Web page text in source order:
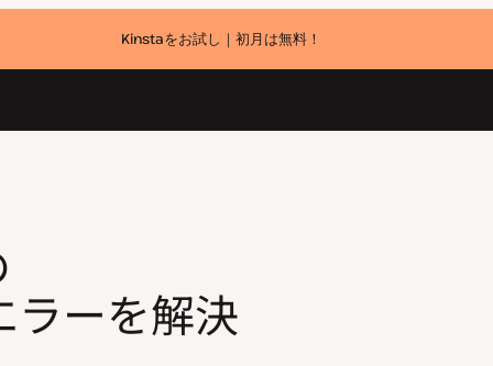
Kinstaをお試し｜初月は無料！
ラーを解決